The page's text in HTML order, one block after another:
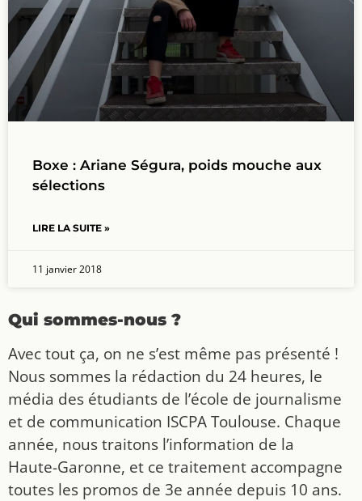
Boxe : Ariane Ségura, poids mouche aux
sélections
LIRE LA SUITE »
11 janvier 2018
Qui sommes-nous ?
Avec tout ça, on ne s’est même pas présenté !
Nous sommes la rédaction du 24 heures, le
média des étudiants de l’école de journalisme
et de communication ISCPA Toulouse. Chaque
année, nous traitons l’information de la
Haute-Garonne, et ce traitement accompagne
toutes les promos de 3e année depuis 10 ans.